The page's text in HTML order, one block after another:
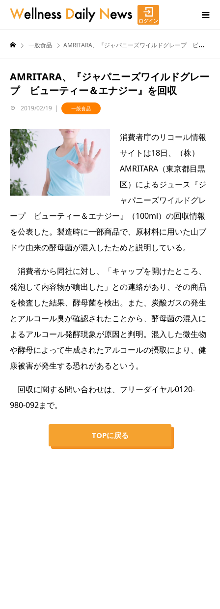
ログイン
一般食品 AMRITARA、『ジャパニーズワイルドグレープ ビューティー＆エナジー』を回収
AMRITARA、『ジャパニーズワイルドグレー
プ ビューティー＆エナジー』を回収
2019/02/19 一般食品
消費者庁のリコール情報
サイトは18日、（株）
AMRITARA（東京都目黒
区）によるジュース『ジ
ャパニーズワイルドグレ
ープ ビューティー＆エナジー』（100ml）の回収情報
を公表した。製造時に一部商品で、原材料に用いた山ブ
ドウ由来の酵母菌が混入したためと説明している。
消費者から同社に対し、「キャップを開けたところ、
発泡して内容物が噴出した」との連絡があり、その商品
を検査した結果、酵母菌を検出。また、炭酸ガスの発生
とアルコール臭が確認されたことから、酵母菌の混入に
よるアルコール発酵現象が原因と判明。混入した微生物
や酵母によって生成されたアルコールの摂取により、健
康被害が発生する恐れがあるという。
回収に関する問い合わせは、フリーダイヤル0120-
980-092まで。
TOPに戻る